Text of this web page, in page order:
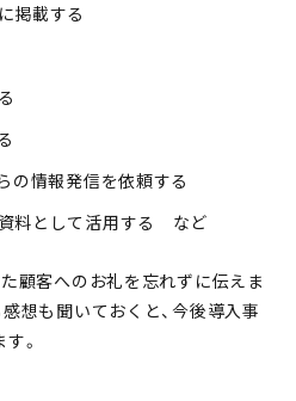
掲載する
の情報発信を依頼する
料として活用する など
顧客へのお礼を忘れずに伝えま
想も聞いておくと、今後導入事
。